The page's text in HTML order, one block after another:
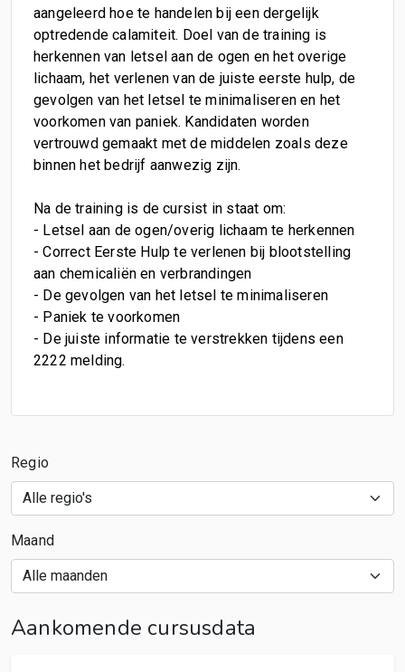
aangeleerd hoe te handelen bij een dergelijk
optredende calamiteit. Doel van de training is
herkennen van letsel aan de ogen en het overige
lichaam, het verlenen van de juiste eerste hulp, de
gevolgen van het letsel te minimaliseren en het
voorkomen van paniek. Kandidaten worden
vertrouwd gemaakt met de middelen zoals deze
binnen het bedrijf aanwezig zijn.
Na de training is de cursist in staat om:
- Letsel aan de ogen/overig lichaam te herkennen
- Correct Eerste Hulp te verlenen bij blootstelling
aan chemicaliën en verbrandingen
- De gevolgen van het letsel te minimaliseren
- Paniek te voorkomen
- De juiste informatie te verstrekken tijdens een
2222 melding.
Regio
Maand
Aankomende cursusdata